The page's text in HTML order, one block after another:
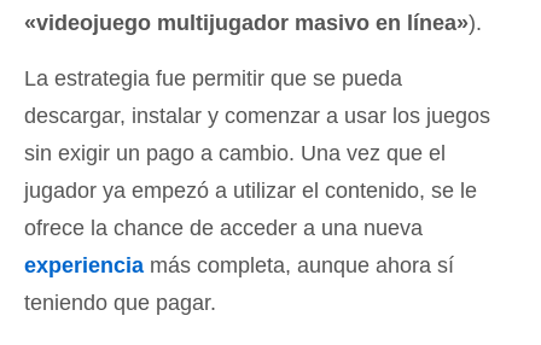
«videojuego multijugador masivo en línea»).
La estrategia fue permitir que se pueda
descargar, instalar y comenzar a usar los juegos
sin exigir un pago a cambio. Una vez que el
jugador ya empezó a utilizar el contenido, se le
ofrece la chance de acceder a una nueva
experiencia más completa, aunque ahora sí
teniendo que pagar.